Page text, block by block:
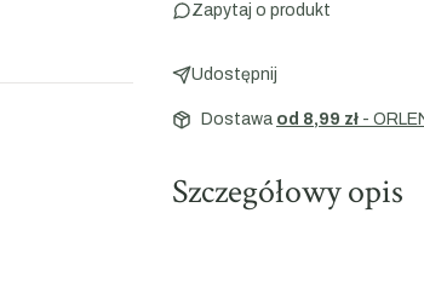
Zapytaj o produkt
Udostępnij
Dostawa od 8,99 zł -
Szczegółowy opis